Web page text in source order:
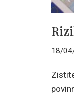
18/